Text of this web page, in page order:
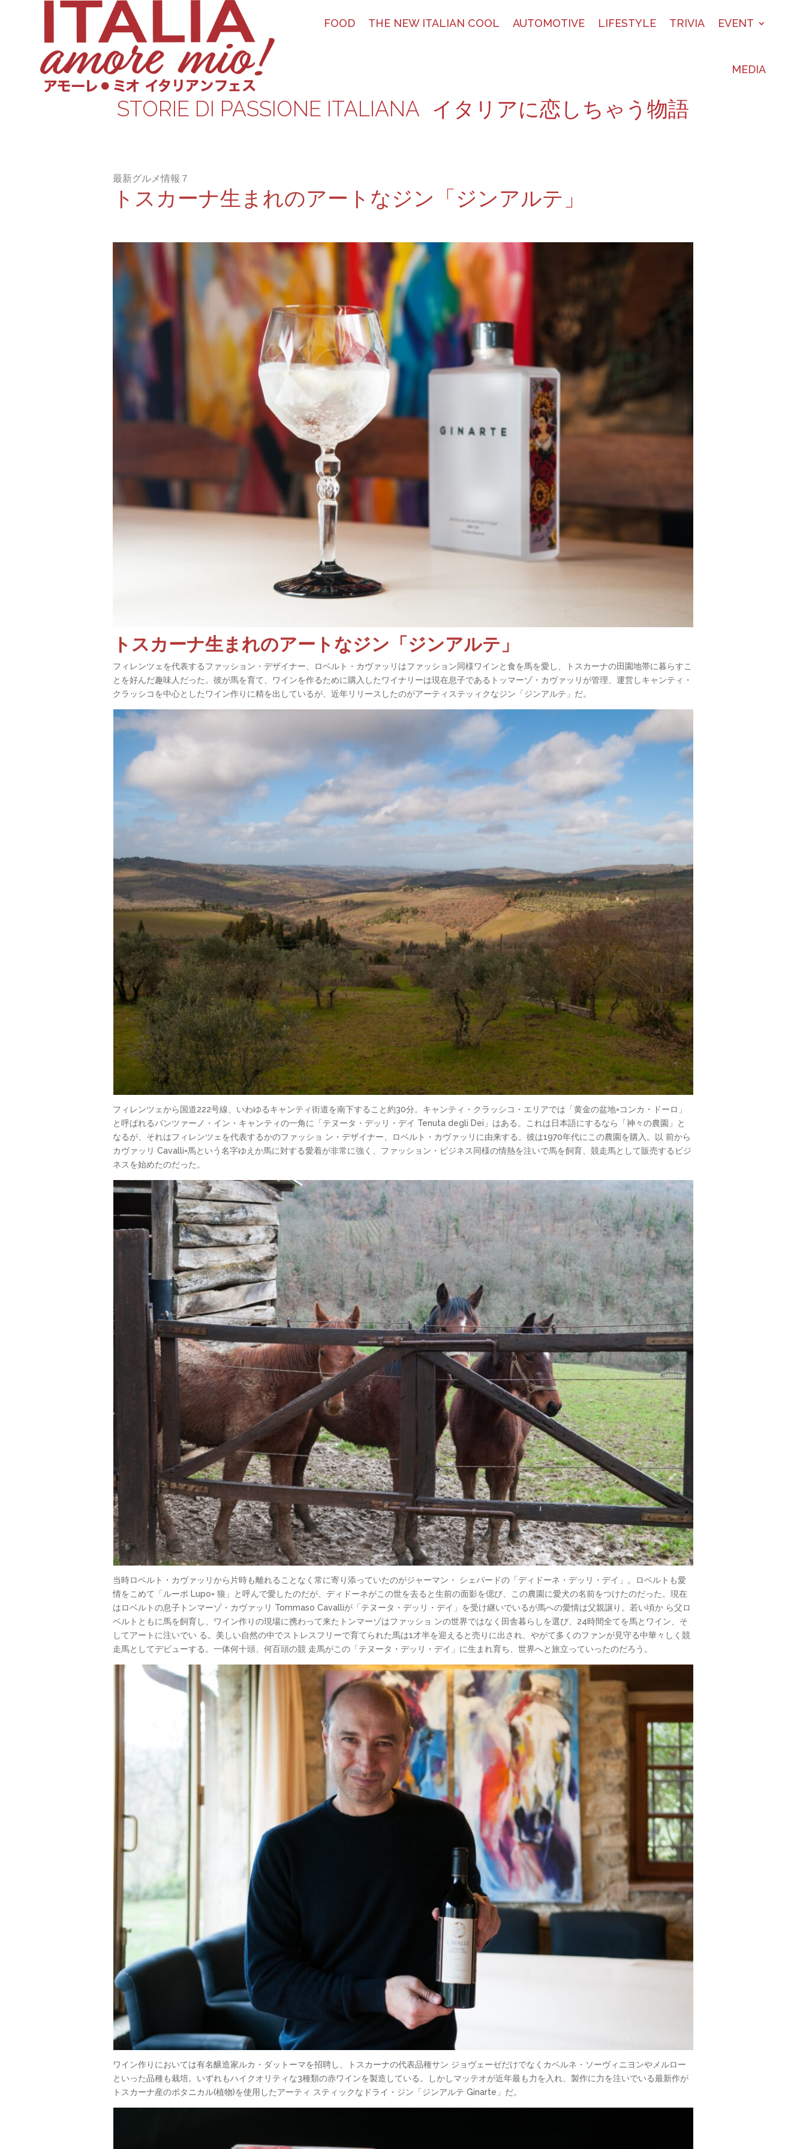
FOOD THE NEW ITALIAN COOL AUTOMOTIVE LIFESTYLE TRIVIA EVENT
MEDIA
STORIE DI PASSIONE ITALIANA イタリアに恋しちゃう物語
最新グルメ情報７
トスカーナ生まれのアートなジン「ジンアルテ」
トスカーナ生まれのアートなジン「ジンアルテ」
フィレンツェを代表するファッション・デザイナー、ロベルト・カヴァッリはファッション同様ワインと食を馬を愛し、トスカーナの田園地帯に暮らすこ
とを好んだ趣味人だった。彼が馬を育て、ワインを作るために購入したワイナリーは現在息子であるトッマーゾ・カヴァッリが管理、運営しキャンティ・
クラッシコを中心としたワイン作りに精を出しているが、近年リリースしたのがアーティステッィクなジン「ジンアルテ」だ。
フィレンツェから国道222号線、いわゆるキャンティ街道を南下すること約30分。キャンティ・クラッシコ・エリアでは「黄金の盆地=コンカ・ドーロ」
と呼ばれるパンツァーノ・イン・キャンティの一角に「テヌータ・デッリ・デイ Tenuta degli Dei」はある。これは日本語にするなら「神々の農園」と
なるが、それはフィレンツェを代表するかのファッショ ン・デザイナー、ロベルト・カヴァッリに由来する。彼は1970年代にこの農園を購入。以 前から
カヴァッリ Cavalli=馬という名字ゆえか馬に対する愛着が非常に強く、ファッション・ビジネス同様の情熱を注いで馬を飼育、競走馬として販売するビジ
ネスを始めたのだった。
当時ロベルト・カヴァッリから片時も離れることなく常に寄り添っていたのがジャーマン・ シェパードの「ディドーネ・デッリ・デイ」。ロベルトも愛
情をこめて「ルーポ Lupo= 狼」と呼んで愛したのだが、ディドーネがこの世を去ると生前の面影を偲び、この農園に愛犬の名前をつけたのだった。現在
はロベルトの息子トンマーゾ・カヴァッリ Tommaso Cavalliが「テヌータ・デッリ・デイ」を受け継いでいるが馬への愛情は父親譲り。若い頃か ら父ロ
ベルトともに馬を飼育し、ワイン作りの現場に携わって来たトンマーゾはファッショ ンの世界ではなく田舎暮らしを選び、24時間全てを馬とワイン、そ
してアートに注いでい る。美しい自然の中でストレスフリーで育てられた馬は1才半を迎えると売りに出され、やがて多くのファンが見守る中華々しく競
走馬としてデビューする。一体何十頭、何百頭の競 走馬がこの「テヌータ・デッリ・デイ」に生まれ育ち、世界へと旅立っていったのだろう。
ワイン作りにおいては有名醸造家ルカ・ダットーマを招聘し、トスカーナの代表品種サン ジョヴェーゼだけでなくカベルネ・ソーヴィニヨンやメルロー
といった品種も栽培。いずれもハイクオリティな3種類の赤ワインを製造している。しかしマッテオが近年最も力を入れ、製作に力を注いでいる最新作が
トスカーナ産のボタニカル(植物)を使用したアーティ スティックなドライ・ジン「ジンアルテ Ginarte」だ。